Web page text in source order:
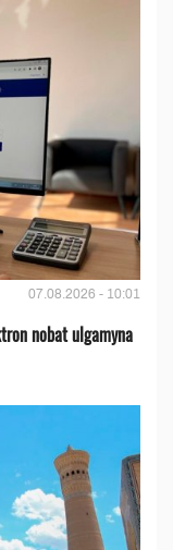
07.08.2026 - 10:01
nobat ulgamyna